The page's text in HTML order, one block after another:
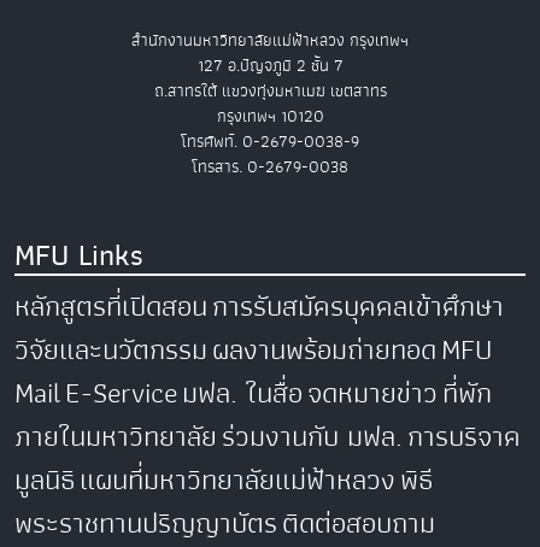
สำนักงานมหาวิทยาลัยแม่ฟ้าหลวง กรุงเทพฯ
127 อ.ปัญจภูมิ 2 ชั้น 7
ถ.สาทรใต้ แขวงทุ่งมหาเมฆ เขตสาทร
กรุงเทพฯ 10120
โทรศัพท์. 0-2679-0038-9
โทรสาร. 0-2679-0038
MFU Links
หลักสูตรที่เปิดสอนการรับสมัครบุคคลเข้าศึกษา
วิจัยและนวัตกรรมผลงานพร้อมถ่ายทอดMFU
MailE-Serviceมฟล. ในสื่อจดหมายข่าวที่พัก
ภายในมหาวิทยาลัยร่วมงานกับ มฟล.การบริจาค
มูลนิธิแผนที่มหาวิทยาลัยแม่ฟ้าหลวงพิธี
พระราชทานปริญญาบัตรติดต่อสอบถาม